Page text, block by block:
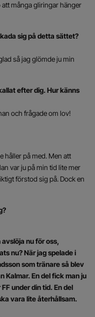
många gliringar hänger
sig på detta sättet?
så jag glömde ju min
efter dig. Hur känns
och frågade om lov!
håller på med. Men att
var ju på min tid lite mer
förstod sig på. Dock en
nu för oss,
nu? När jag spelade i
som tränare så blev
Kalmar. En del fick man ju
under din tid. En del
vara lite återhållsam.